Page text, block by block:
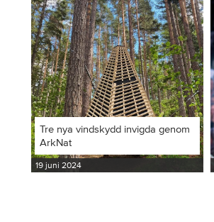
Tre nya vindskydd invigda genom
ArkNat
19 juni 2024